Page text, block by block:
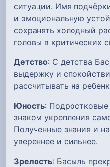
ситуации. Имя
и эмоциональную
сохранять холодный
головы в критических
Детство: С детства
выдержку и
рассчитывать на
Юность:
знаком укрепления
Полученные знания и
увереннее и сильнее.
Зрелость: Басыль